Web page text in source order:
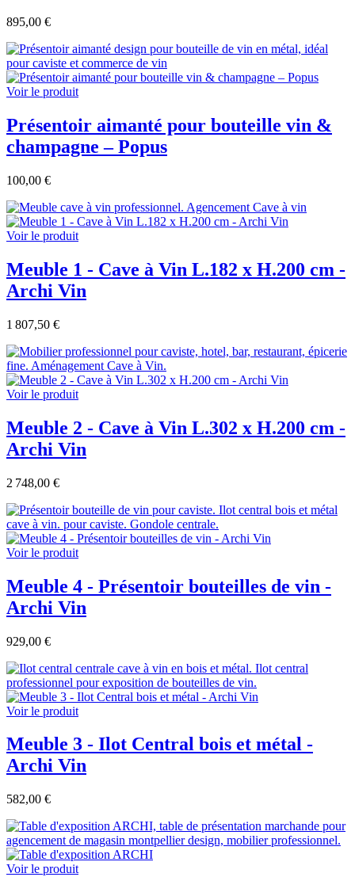
895,00 €
Voir le produit
Présentoir aimanté pour bouteille vin &
champagne – Popus
100,00 €
Voir le produit
Meuble 1 - Cave à Vin L.182 x H.200 cm -
Archi Vin
1 807,50 €
Voir le produit
Meuble 2 - Cave à Vin L.302 x H.200 cm -
Archi Vin
2 748,00 €
Voir le produit
Meuble 4 - Présentoir bouteilles de vin -
Archi Vin
929,00 €
Voir le produit
Meuble 3 - Ilot Central bois et métal -
Archi Vin
582,00 €
Voir le produit